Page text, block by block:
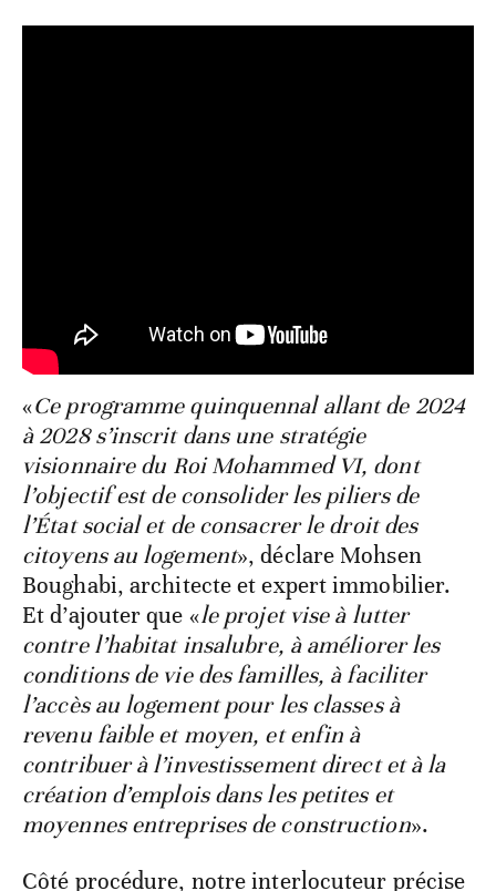
«Ce programme quinquennal allant de 2024
à 2028 s’inscrit dans une stratégie
visionnaire du Roi Mohammed VI, dont
l’objectif est de consolider les piliers de
l’État social et de consacrer le droit des
citoyens au logement», déclare Mohsen
Boughabi, architecte et expert immobilier.
Et d’ajouter que «le projet vise à lutter
contre l’habitat insalubre, à améliorer les
conditions de vie des familles, à faciliter
l’accès au logement pour les classes à
revenu faible et moyen, et enfin à
contribuer à l’investissement direct et à la
création d’emplois dans les petites et
moyennes entreprises de construction».
Côté procédure, notre interlocuteur précise